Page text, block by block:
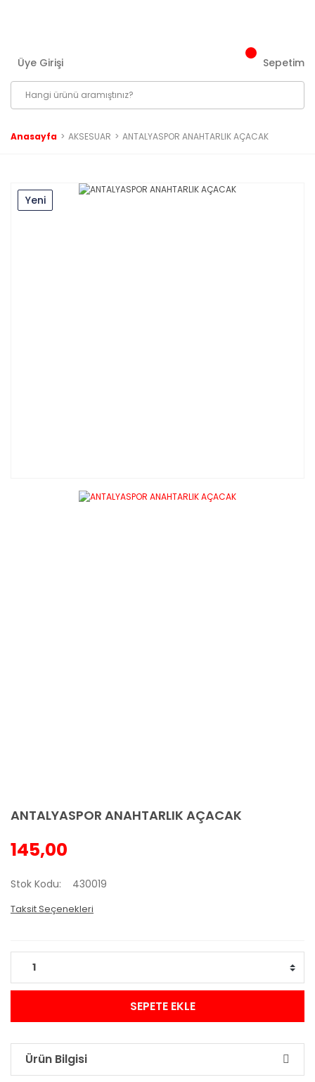
Üye Girişi Sepetim
Anasayfa AKSESUAR ANTALYASPOR ANAHTARLIK AÇACAK
Yeni
ANTALYASPOR ANAHTARLIK AÇACAK
145,00
Stok Kodu 430019
Taksit Seçenekleri
SEPETE EKLE
Ürün Bilgisi